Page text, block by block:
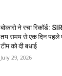
बोकारो ने रचा रिकॉर्ड:
तय समय से एक दिन पहले
टीम को दी बधाई
July 29, 2026